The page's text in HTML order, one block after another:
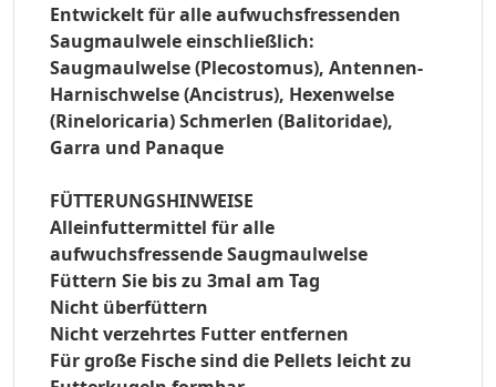
Entwickelt für alle aufwuchsfressenden
Saugmaulwele einschließlich:
Saugmaulwelse (Plecostomus), Antennen-
Harnischwelse (Ancistrus), Hexenwelse
(Rineloricaria) Schmerlen (Balitoridae),
Garra und Panaque
FÜTTERUNGSHINWEISE
Alleinfuttermittel für alle
aufwuchsfressende Saugmaulwelse
Füttern Sie bis zu 3mal am Tag
Nicht überfüttern
Nicht verzehrtes Futter entfernen
Für große Fische sind die Pellets leicht zu